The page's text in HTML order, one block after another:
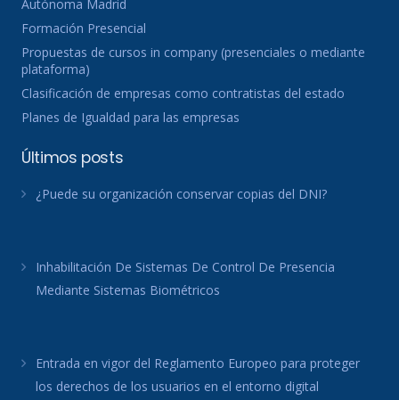
Autónoma Madrid
Formación Presencial
Propuestas de cursos in company (presenciales o mediante
plataforma)
Clasificación de empresas como contratistas del estado
Planes de Igualdad para las empresas
Últimos posts
¿Puede su organización conservar copias del DNI?
Inhabilitación De Sistemas De Control De Presencia
Mediante Sistemas Biométricos
Entrada en vigor del Reglamento Europeo para proteger
los derechos de los usuarios en el entorno digital